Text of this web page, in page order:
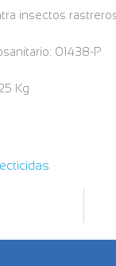
insectos
01438-P
Kg